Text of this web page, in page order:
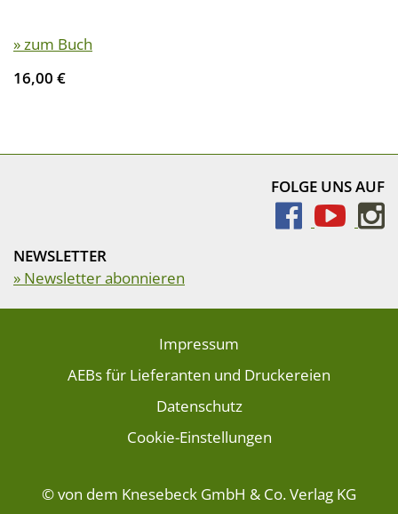
» zum Buch
16,00 €
FOLGE UNS AUF
NEWSLETTER
» Newsletter abonnieren
Impressum
AEBs für Lieferanten und Druckereien
Datenschutz
Cookie-Einstellungen
© von dem Knesebeck GmbH & Co. Verlag KG